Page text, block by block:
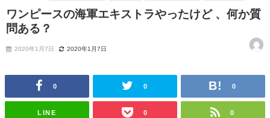
ワンピースの海軍エキストラやったけど 、何か質
問ある？
2020年1月7日 2020年1月7日
0 0 0
LINE 0 0